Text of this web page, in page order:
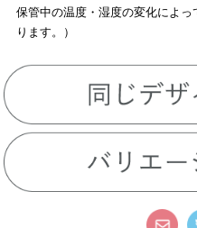
保管中の温度・湿度の変化によ
ります。）